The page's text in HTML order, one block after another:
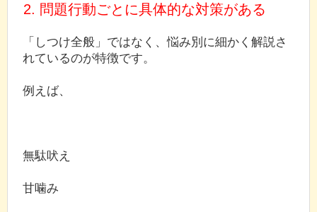
2. 問題行動ごとに具体的な対策がある
「しつけ全般」ではなく、悩み別に細かく解説さ
れているのが特徴です。
例えば、
無駄吠え
甘噛み